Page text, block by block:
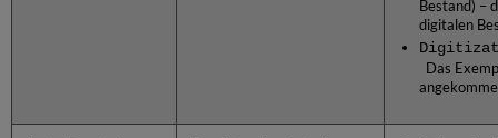
Bestand) –
digitalen
Das